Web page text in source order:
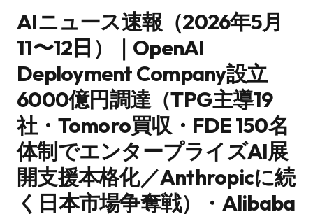
AIニュース速報（2026年5月
11〜12日）｜OpenAI
Deployment Company設立
6000億円調達（TPG主導19
社・Tomoro買収・FDE 150名
体制でエンタープライズAI展
開支援本格化／Anthropicに続
く日本市場争奪戦）・Alibaba